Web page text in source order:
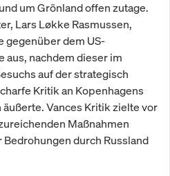
um Grönland offen zutage.
Lars Løkke Rasmussen,
gegenüber dem US-
aus, nachdem dieser im
auf der strategisch
Kritik an Kopenhagens
Vances Kritik zielte vor
Maßnahmen
durch Russland